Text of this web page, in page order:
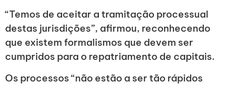
“Temos de aceitar a tramitação processual
destas jurisdições”, afirmou, reconhecendo
que existem formalismos que devem ser
cumpridos para o repatriamento de capitais.
Os processos “não estão a ser tão rápidos